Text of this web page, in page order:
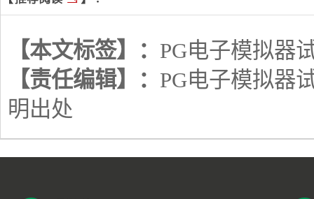
【本文标签】： PG电子模拟器
【责任编辑】： PG电子模拟器
明出处